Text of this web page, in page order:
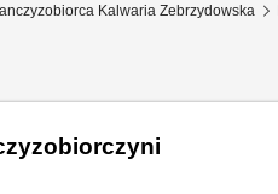
Kalwaria Zebrzydowska